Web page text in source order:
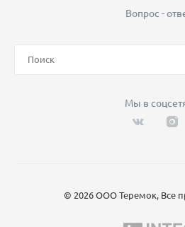
Вопрос -
Мы в
© 2026 ООО Теремок, Все